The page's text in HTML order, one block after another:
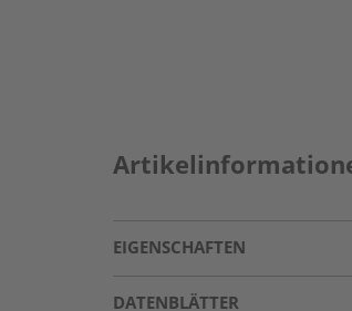
EIGENSCHAFTEN
DATENBLÄTTER